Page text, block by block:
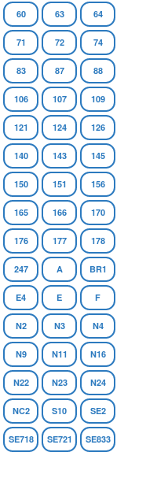
60 63 64
71 72 74
83 87 88
106 107 109
121 124 126
140 143 145
150 151 156
165 166 170
176 177 178
247 A BR1
E4 E F
N2 N3 N4
N9 N11 N16
N22 N23 N24
NC2 S10 SE2
SE718 SE721 SE833